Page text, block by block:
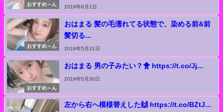
おすすめ～ん
2019年6月1日
おすすめ～ん
おはまる 髪の毛濡れてる状態で、染める前&前
髪切る...
2019年5月31日
おすすめ～ん
おはまる 男の子みたい？🐥 https://t.co/Jj...
2019年5月30日
左から右へ模様替えした🙌 https://t.co/BZtJ...